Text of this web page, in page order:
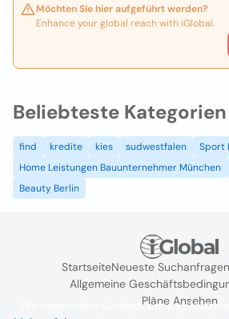
Möchten Sie hier aufgeführt werden?
Enhance your global reach with iGlobal.
Beliebteste Kategorien
find kredite kies sudwestfalen Sport
Home Leistungen Bauunternehmer München
Beauty Berlin
StartseiteNeueste Suchanfragen
Allgemeine
Pläne Ansehen
Wir verwenden Cookies, um das